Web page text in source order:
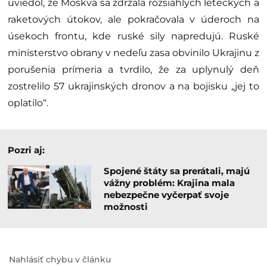
uviedol, že Moskva sa zdržala rozsiahlych leteckých a
raketových útokov, ale pokračovala v úderoch na
úsekoch frontu, kde ruské sily napredujú. Ruské
ministerstvo obrany v nedeľu zasa obvinilo Ukrajinu z
porušenia prímeria a tvrdilo, že za uplynulý deň
zostrelilo 57 ukrajinských dronov a na bojisku „jej to
oplatilo“.
Pozri aj:
Spojené štáty sa prerátali, majú
vážny problém: Krajina mala
nebezpečne vyčerpať svoje
možnosti
Nahlásiť chybu v článku